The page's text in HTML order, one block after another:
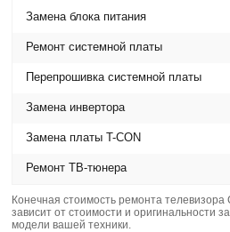
Замена блока питания
Ремонт системной платы
Перепрошивка системной платы
Замена инвертора
Замена платы T-CON
Ремонт ТВ-тюнера
Конечная стоимость ремонта
зависит от стоимости и оригинальности
модели вашей техники.